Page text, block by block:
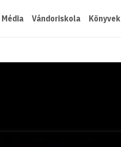
Média Vándoriskola Könyvek